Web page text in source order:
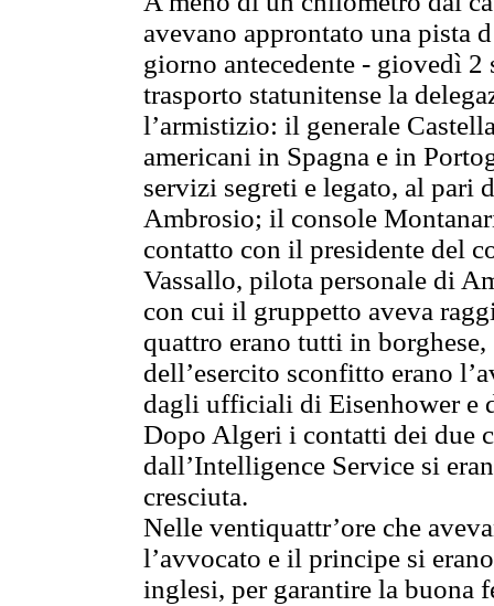
avevano approntato una pista
giorno antecedente - giovedì 2
trasporto statunitense la
l’armistizio: il generale
americani in Spagna e in
servizi segreti e legato, al pari
Ambrosio; il console
contatto con il presidente del
Vassallo, pilota personale di
con cui il gruppetto aveva
quattro erano tutti in
dell’esercito sconfitto erano
dagli ufficiali di Eisenhower e
Dopo Algeri i contatti dei due
dall’Intelligence Service si
cresciuta.
Nelle ventiquattr’ore che
l’avvocato e il principe si
inglesi, per garantire la buona